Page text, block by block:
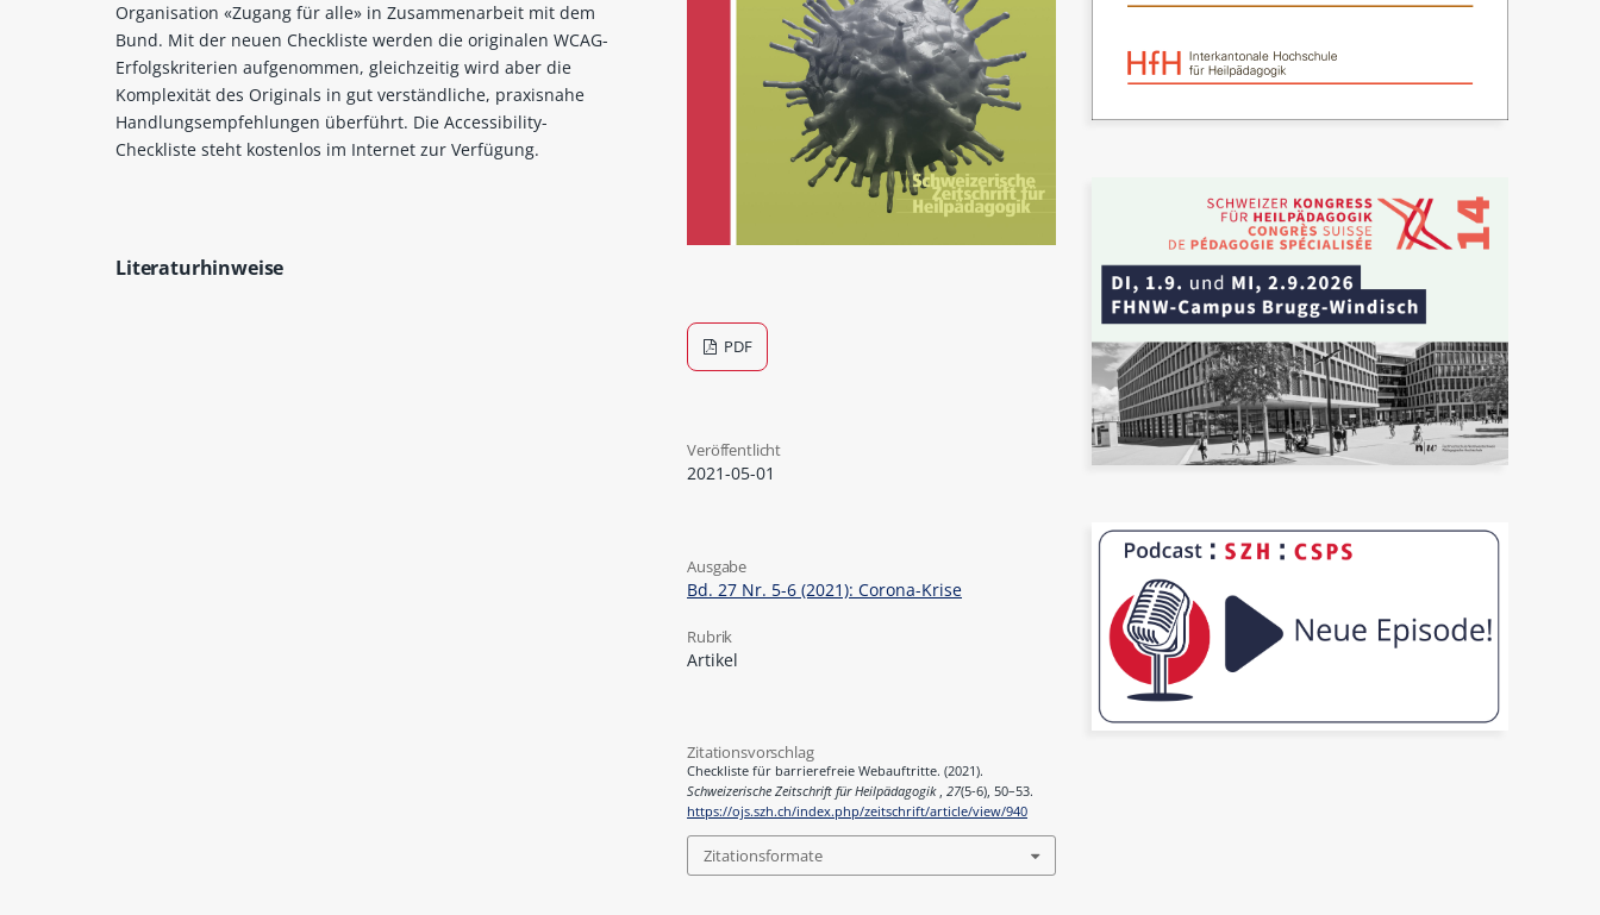
Organisation «Zugang für alle» in Zusammenarbeit mit dem
Bund. Mit der neuen Checkliste werden die originalen WCAG-
Erfolgskriterien aufgenommen, gleichzeitig wird aber die
Komplexität des Originals in gut verständliche, praxisnahe
Handlungsempfehlungen überführt. Die Accessibility-
Checkliste steht kostenlos im Internet zur Verfügung.
Literaturhinweise
PDF
Veröffentlicht
2021-05-01
Ausgabe
Bd. 27 Nr. 5-6 (2021): Corona-Krise
Rubrik
Artikel
Zitationsvorschlag
Checkliste für barrierefreie Webauftritte. (2021).
Schweizerische Zeitschrift für Heilpädagogik ,27(5-6), 50–53.
https://ojs.szh.ch/index.php/zeitschrift/article/view/940
Zitationsformate